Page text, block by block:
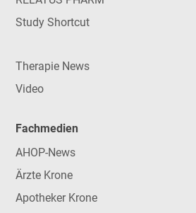
Study Shortcut
Therapie News
Video
Fachmedien
AHOP-News
Ärzte Krone
Apotheker Krone